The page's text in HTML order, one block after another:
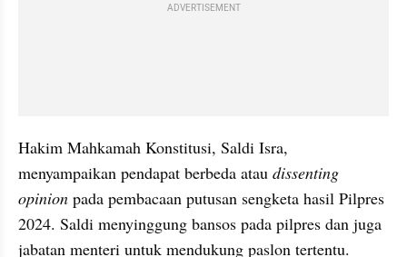
ADVERTISEMENT
Hakim Mahkamah Konstitusi, Saldi Isra,
menyampaikan pendapat berbeda atau dissenting
opinion pada pembacaan putusan sengketa hasil Pilpres
2024. Saldi menyinggung bansos pada pilpres dan juga
jabatan menteri untuk mendukung paslon tertentu.